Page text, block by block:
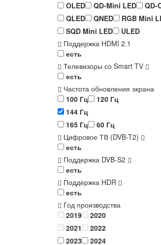
OLED
QD-Mini LED
QD-
QLED
QNED
RGB Mini
SQD Mini LED
ULED
Поддержка HDMI 2.1
есть
Телевизоры со Smart TV
есть
Частота обновления экрана
100 Гц
120 Гц
144 Гц
165 Гц
60 Гц
Цифровое ТВ (DVB-T2)
есть
Поддержка DVB-S2
есть
Поддержка HDR
есть
Год производства
2019
2020
2021
2022
2023
2024